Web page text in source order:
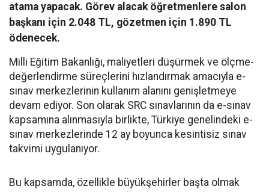
atama yapacak. Görev alacak öğretmenlere salon
başkanı için 2.048 TL, gözetmen için 1.890 TL
ödenecek.
Milli Eğitim Bakanlığı, maliyetleri düşürmek ve ölçme-
değerlendirme süreçlerini hızlandırmak amacıyla e-
sınav merkezlerinin kullanım alanını genişletmeye
devam ediyor. Son olarak SRC sınavlarının da e-sınav
kapsamına alınmasıyla birlikte, Türkiye genelindeki e-
sınav merkezlerinde 12 ay boyunca kesintisiz sınav
takvimi uygulanıyor.
Bu kapsamda, özellikle büyükşehirler başta olmak